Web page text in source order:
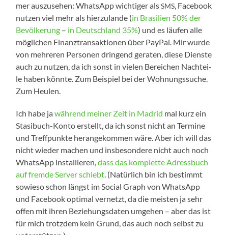
mer aus­zu­se­hen: Whats­App wich­ti­ger alsSMS, Face­book
nut­zen viel mehr als hier­zu­lan­de (in Bra­si­li­en 50% der
Bevöl­ke­rung – in Deutsch­land 35%) und es läu­fen alle
mög­li­chen Finanz­trans­ak­tio­nen über Pay­Pal. Mir wur­de
von meh­re­ren Per­so­nen drin­gend gera­ten, die­se Diens­te
auch zu nut­zen, da ich sonst in vie­len Berei­chen Nach­tei­
le haben könn­te. Zum Bei­spiel bei der Woh­nungs­su­che.
Zum Heulen.
Ich habe jawäh­rend mei­ner Zeit in Madrid mal kurz ein
Stasibuch-Konto erstellt, da ich sonst nicht an Ter­mi­ne
und Treff­punk­te her­an­ge­kom­men wäre. Aber ich will das
nicht wie­der machen und ins­be­son­de­re nicht auch noch
Whats­App instal­lie­ren,dass das kom­plet­te Adress­buch
auf frem­de Ser­ver schiebt. (Natür­lich bin ich bestimmt
sowie­so schon längst im Social Graph von Whats­App
und Face­book opti­mal ver­netzt, da die meis­ten ja sehr
offen mit ihren Bezie­hungs­da­ten umge­hen – aber das ist
für mich trotz­dem kein Grund, das auch noch selbst zu